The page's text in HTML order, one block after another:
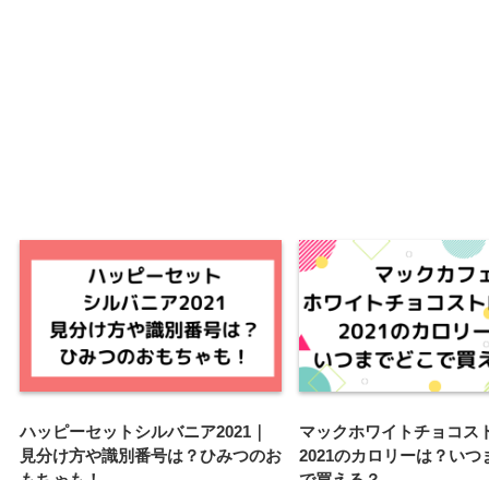
ハッピーセットシルバニア2021｜
見分け方や識別番号は？ひみつのお
マックホワイトチョコス
2021のカロリーは？いつ